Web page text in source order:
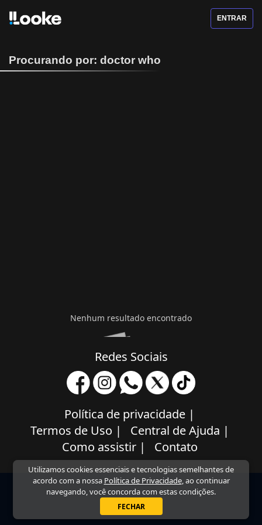
Utilizamos cookies essenciais e tecnologias semelhantes de
acordo com a nossa Política de Privacidade, ao continuar
navegando, você concorda com estas condições.
FECHAR
ENTRAR
Procurando por: doctor who
Nenhum resultado encontrado
Redes Sociais
Política de privacidade |
Termos de Uso | Central de Ajuda |
Como assistir | Contato